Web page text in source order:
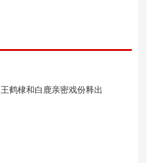
王鹤棣和白鹿亲密戏份释出